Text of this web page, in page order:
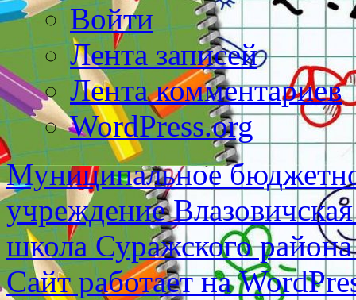
Войти
Лента записей
Лента комментариев
WordPress.org
Муниципальное
учреждение
школа Суражского
Сайт работает на